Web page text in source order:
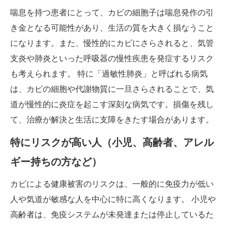
喘息を持つ患者にとって、カビの細胞子は喘息発作の引
き金となる可能性があり、生活の質を大きく損なうこと
になります。また、慢性的にカビにさらされると、気管
支炎や肺炎といった呼吸器の慢性疾患を発症するリスク
も考えられます。 特に「過敏性肺炎」と呼ばれる病気
は、カビの細胞や代謝物質に一旦さらされることで、気
道が慢性的に炎症を起こす深刻な病気です。損傷を残し
て、治療が解決と生活に支障をきたす場合があります。
特にリスクが高い人（小児、高齢者、アレル
ギー持ちの方など）
カビによる健康被害のリスクは、一般的に免疫力が低い
人や気道が敏感な人を中心に特に高くなります。 小児や
高齢者は、免疫システムが未発達または停止しているた